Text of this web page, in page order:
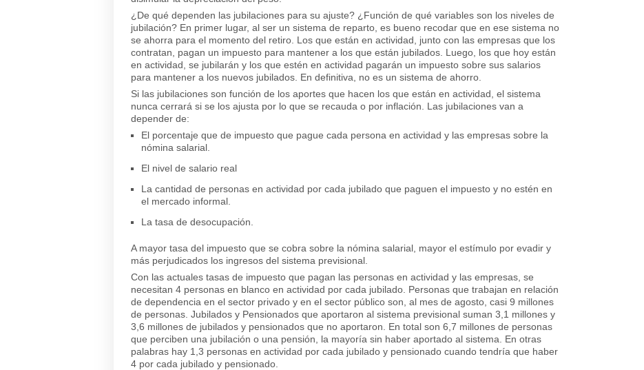
¿De qué dependen las jubilaciones para su ajuste? ¿Función de qué variables son los niveles de
jubilación? En primer lugar, al ser un sistema de reparto, es bueno recodar que en ese sistema no
se ahorra para el momento del retiro. Los que están en actividad, junto con las empresas que los
contratan, pagan un impuesto para mantener a los que están jubilados. Luego, los que hoy están
en actividad, se jubilarán y los que estén en actividad pagarán un impuesto sobre sus salarios
para mantener a los nuevos jubilados. En definitiva, no es un sistema de ahorro.
Si las jubilaciones son función de los aportes que hacen los que están en actividad, el sistema
nunca cerrará si se los ajusta por lo que se recauda o por inflación. Las jubilaciones van a
depender de:
El porcentaje que de impuesto que pague cada persona en actividad y las empresas sobre la
nómina salarial.
El nivel de salario real
La cantidad de personas en actividad por cada jubilado que paguen el impuesto y no estén en
el mercado informal.
La tasa de desocupación.
A mayor tasa del impuesto que se cobra sobre la nómina salarial, mayor el estímulo por evadir y
más perjudicados los ingresos del sistema previsional.
Con las actuales tasas de impuesto que pagan las personas en actividad y las empresas, se
necesitan 4 personas en blanco en actividad por cada jubilado. Personas que trabajan en relación
de dependencia en el sector privado y en el sector público son, al mes de agosto, casi 9 millones
de personas. Jubilados y Pensionados que aportaron al sistema previsional suman 3,1 millones y
3,6 millones de jubilados y pensionados que no aportaron. En total son 6,7 millones de personas
que perciben una jubilación o una pensión, la mayoría sin haber aportado al sistema. En otras
palabras hay 1,3 personas en actividad por cada jubilado y pensionado cuando tendría que haber
4 por cada jubilado y pensionado.